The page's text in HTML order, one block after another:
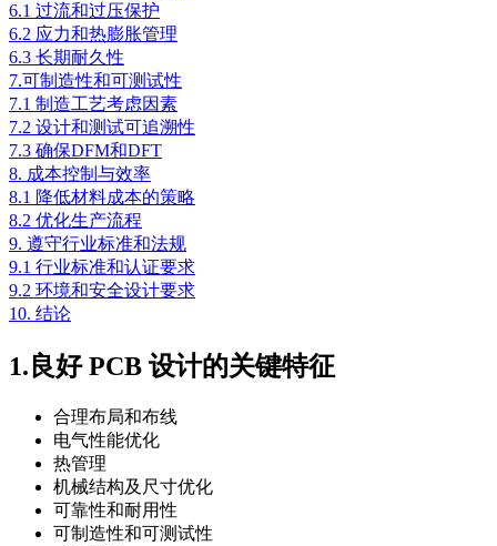
6.1 过流和过压保护
6.2 应力和热膨胀管理
6.3 长期耐久性
7.可制造性和可测试性
7.1 制造工艺考虑因素
7.2 设计和测试可追溯性
7.3 确保DFM和DFT
8. 成本控制与效率
8.1 降低材料成本的策略
8.2 优化生产流程
9. 遵守行业标准和法规
9.1 行业标准和认证要求
9.2 环境和安全设计要求
10. 结论
1.良好 PCB 设计的关键特征
合理布局和布线
电气性能优化
热管理
机械结构及尺寸优化
可靠性和耐用性
可制造性和可测试性